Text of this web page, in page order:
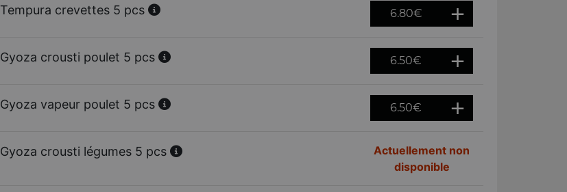
Tempura crevettes 5 pcs 6.80€
Gyoza crousti poulet 5 pcs 6.50€
Gyoza vapeur poulet 5 pcs 6.50€
Gyoza crousti légumes 5 pcs
Actuellement non
disponible